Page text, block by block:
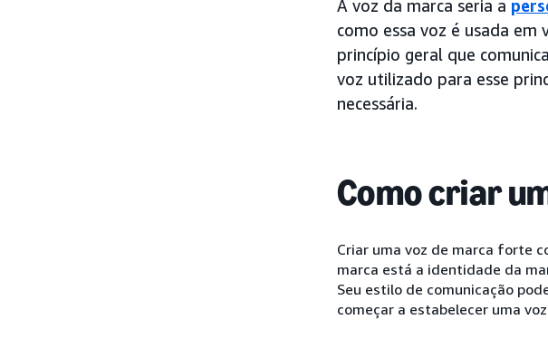
A voz da marca seria a
como essa voz é usada
princípio geral que
voz utilizado para esse
necessária.
Como criar
Criar uma voz de marca forte
marca está a identidade da
Seu estilo de comunicação
começar a estabelecer uma